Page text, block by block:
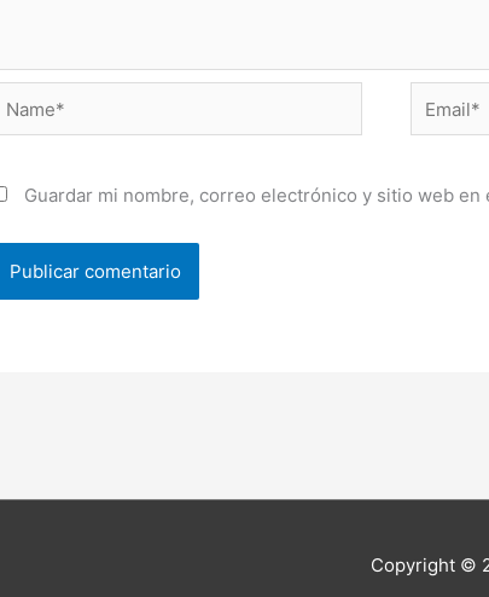
Name* Email*
Guardar mi nombre, correo electrónico y sitio web
Copyright ©